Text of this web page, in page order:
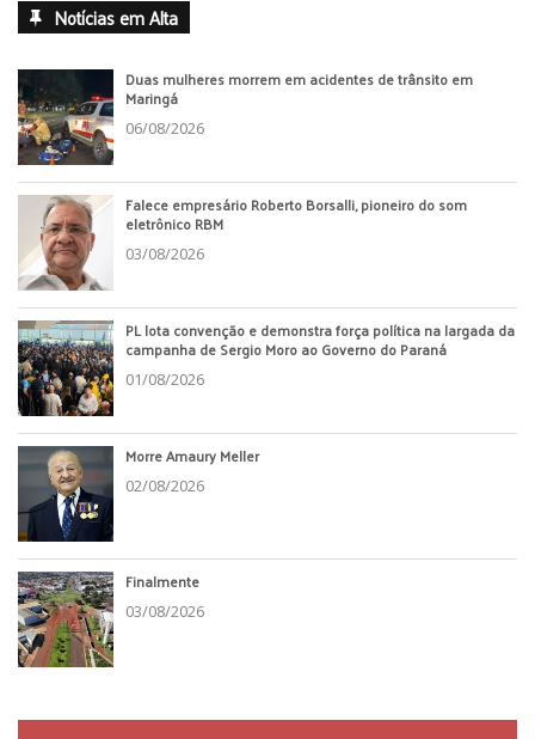
Notícias em Alta
Duas mulheres morrem em acidentes de trânsito em
Maringá
06/08/2026
Falece empresário Roberto Borsalli, pioneiro do som
eletrônico RBM
03/08/2026
PL lota convenção e demonstra força política na largada da
campanha de Sergio Moro ao Governo do Paraná
01/08/2026
Morre Amaury Meller
02/08/2026
Finalmente
03/08/2026